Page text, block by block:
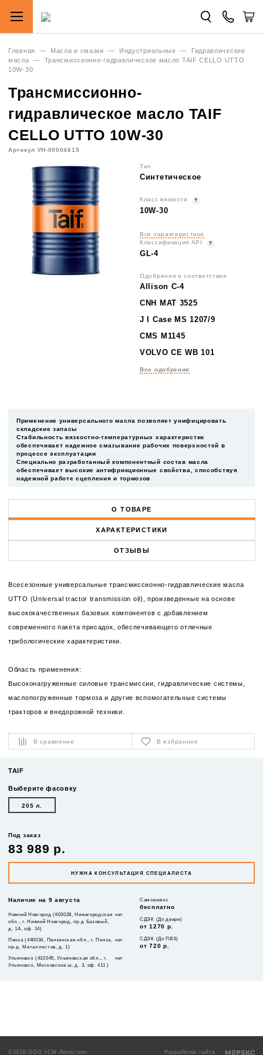
Главная — Масла и смазки — Индустриальные —
Гидравлические
масла
—
Трансмиссионно-гидравлическое масло TAIF CELLO UTTO
10W-30
Трансмиссионно-
гидравлическое масло TAIF
CELLO UTTO 10W-30
Артикул УН-00004615
Тип
Синтетическое
Класс вязкости
10W-30
Все характеристики
Классификация API
GL-4
Одобрения и соответствия
Allison C-4
CNH MAT 3525
J I Case MS 1207/9
CMS M1145
VOLVO CE WB 101
Все одобрения
Применение универсального масла позволяет унифицировать
складские запасы
Стабильность вязкостно-температурных характеристик
обеспечивает надежное смазывание рабочих поверхностей в
процессе эксплуатации
Специально разработанный компонентный состав масла
обеспечивает высокие антифрикционные свойства, способствуя
надежной работе сцепления и тормозов
О ТОВАРЕ
ХАРАКТЕРИСТИКИ
ОТЗЫВЫ
Всесезонные универсальные трансмиссионно-гидравлические масла
UTTO (Universal tractor transmission oil), произведенные на основе
высококачественных базовых компонентов с добавлением
современного пакета присадок, обеспечивающего отличные
трибологические характеристики.
Область применения:
Высоконагруженные силовые трансмиссии, гидравлические системы,
маслопогруженные тормоза и другие вспомогательные системы
тракторов и внедорожной техники.
В сравнение В избранное
TAIF
Выберите фасовку
205 л.
Под заказ
83 989 р.
НУЖНА КОНСУЛЬТАЦИЯ СПЕЦИАЛИСТА
Наличие на 9 августа
Нижний Новгород (603028, Нижегородская
обл., г. Нижний Новгород, пр-д Базовый,
д. 1А, оф. 14)
нет
Пенза (440034, Пензенская обл., г. Пенза,
пр-д. Металлистов, д. 1)
нет
Ульяновск (432045, Ульяновская обл., г.
Ульяновск, Московское ш, д. 3, оф. 411 )
нет
Самовывоз
бесплатно
СДЭК (До двери)
от 1270 р.
СДЭК (До ПВЗ)
от 720 р.
©2026 ООО «СМ-Логистик» Разработка сайта